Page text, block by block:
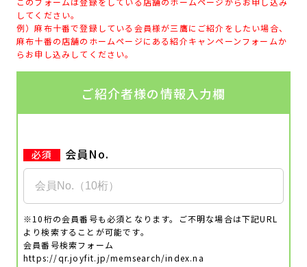
してください。
例）麻布十番で登録している会員様が三鷹にご紹介をしたい場合、
麻布十番の店舗のホームページにある紹介キャンペーンフォームか
らお申し込みしてください。
ご紹介者様の情報入力欄
会員No.
※10桁の会員番号も必須となります。ご不明な場合は下記URL
より検索することが可能です。
会員番号検索フォーム
https://qr.joyfit.jp/memsearch/index.na